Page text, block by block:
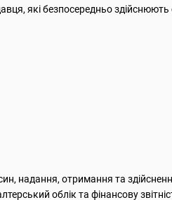
які безпосередньо
надання, отримання та
облік та фінансову